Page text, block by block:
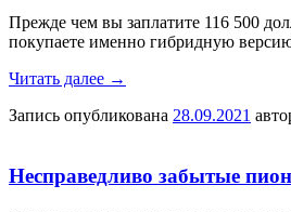
Прежде чем вы заплатите 116 500
покупаете именно гибридную
Читать далее →
Запись опубликована 28.09.2021
Несправедливо забытые